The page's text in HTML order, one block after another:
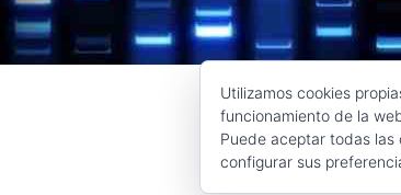
Utilizamos cookies
funcionamiento de la
Puede aceptar todas las
configurar sus